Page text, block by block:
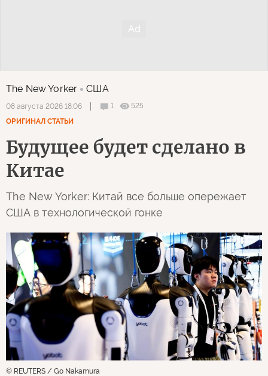
The New Yorker США
08 августа 2026 18:06 1
525
ОРИГИНАЛ СТАТЬИ
Будущее будет сделано в
Китае
The New Yorker: Китай все больше опережает
США в технологической гонке
© REUTERS / Go Nakamura